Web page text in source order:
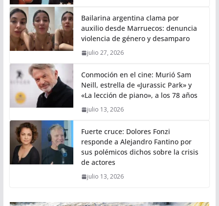
Bailarina argentina clama por
auxilio desde Marruecos: denuncia
violencia de género y desamparo
julio 27, 2026
Conmoción en el cine: Murió Sam
Neill, estrella de «Jurassic Park» y
«La lección de piano», a los 78 años
julio 13, 2026
Fuerte cruce: Dolores Fonzi
responde a Alejandro Fantino por
sus polémicos dichos sobre la crisis
de actores
julio 13, 2026